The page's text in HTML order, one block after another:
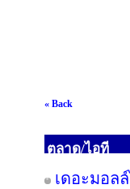
« Back
ตลาด/ไอที
เดอะมอล